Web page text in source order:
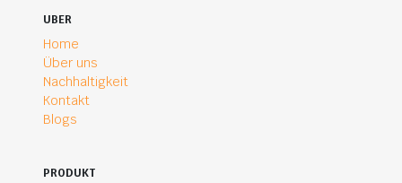
UBER
Home
Über uns
Nachhaltigkeit
Kontakt
Blogs
PRODUKT